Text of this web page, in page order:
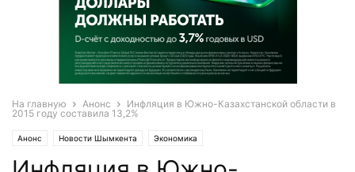
На главную Анонс
Инфляция в Южно-Казахстанской области в
2015 году составила 13,2%
Анонс Новости Шымкента Экономика